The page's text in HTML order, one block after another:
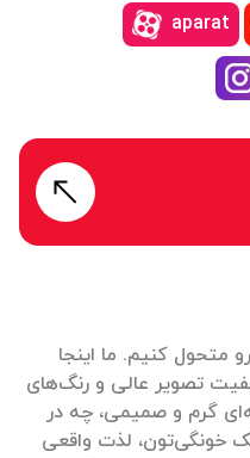
متحول کنیم. ما اینجا
تصویر عالی و رنگ‌های
گرم و صمیمی، چه در
خونگی‌تون، لذت واقعی
aparat